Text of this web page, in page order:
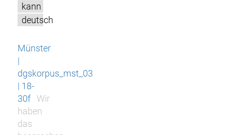
kann
deutsch
Münster
|
dgskorpus_mst_03
| 18-
30f
Wir
haben
das